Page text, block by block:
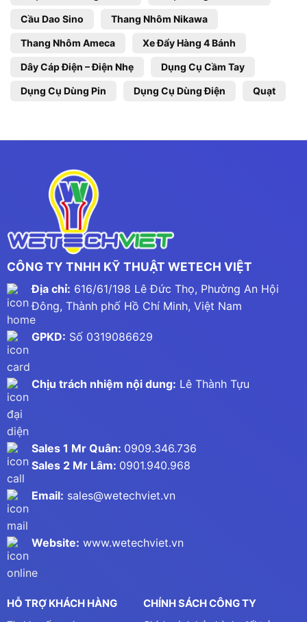
Cầu Dao Sino Thang Nhôm Nikawa
Thang Nhôm Ameca Xe Đẩy Hàng 4 Bánh
Dây Cáp Điện – Điện Nhẹ Dụng Cụ Cầm Tay
Dụng Cụ Dùng Pin Dụng Cụ Dùng Điện Quạt
CÔNG TY TNHH KỸ THUẬT WETECH VIỆT
Địa chỉ: 616/61/198 Lê Đức Thọ, Phường An Hội
Đông, Thành phố Hồ Chí Minh, Việt Nam
GPKD: Số 0319086629
Chịu trách nhiệm nội dung: Lê Thành Tựu
Sales 1 Mr Quân: 0909.346.736
Sales 2 Mr Lâm: 0901.940.968
Email: sales@wetechviet.vn
Website: www.wetechviet.vn
HỖ TRỢ KHÁCH HÀNG CHÍNH SÁCH CÔNG TY